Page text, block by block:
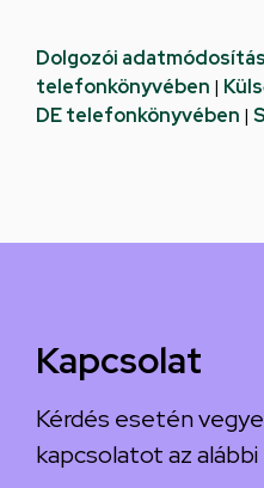
Dolgozói
telefonkönyvében |
DE telefonkönyvében |
Kapcsolat
Kérdés esetén
kapcsolatot az